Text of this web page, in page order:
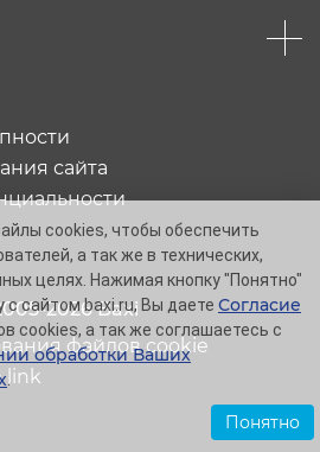
2026 Baxi
сайта
файлов cookie
link
cookies, чтобы обеспечить
а так же в технических,
целях. Нажимая кнопку "Понятно"
сайтом baxi.ru, Вы даете Согласие
cookies, а так же соглашаетесь с
обработки Ваших
.
Понятно